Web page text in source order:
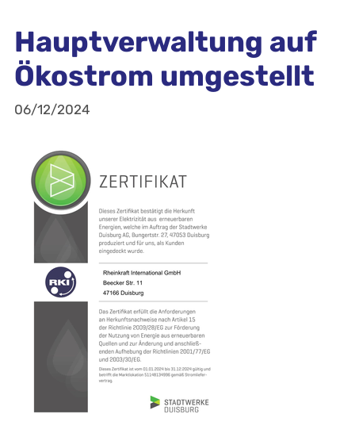
Hauptverwaltung auf
Ökostrom umgestellt
06/12/2024